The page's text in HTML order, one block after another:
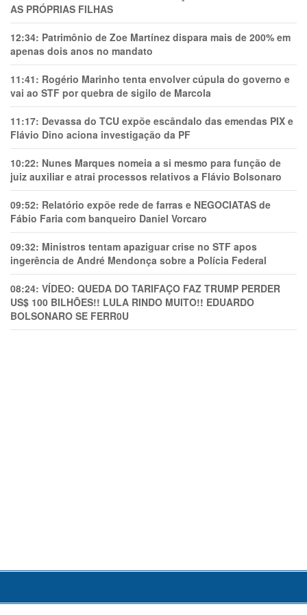
AS PRÓPRIAS FILHAS
12:34: Patrimônio de Zoe Martínez dispara mais de 200% em
apenas dois anos no mandato
11:41: Rogério Marinho tenta envolver cúpula do governo e
vai ao STF por quebra de sigilo de Marcola
11:17: Devassa do TCU expõe escândalo das emendas PIX e
Flávio Dino aciona investigação da PF
10:22: Nunes Marques nomeia a si mesmo para função de
juiz auxiliar e atrai processos relativos a Flávio Bolsonaro
09:52: Relatório expõe rede de farras e NEGOCIATAS de
Fábio Faria com banqueiro Daniel Vorcaro
09:32: Ministros tentam apaziguar crise no STF apos
ingerência de André Mendonça sobre a Polícia Federal
08:24: VÍDEO: QUEDA DO TARIFAÇO FAZ TRUMP PERDER
US$ 100 BILHÕES!! LULA RINDO MUITO!! EDUARDO
BOLSONARO SE FERR0U